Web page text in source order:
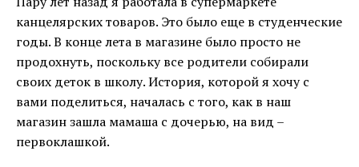
канцелярских товаров. Это было еще в студенческие
годы. В конце лета в магазине было просто не
продохнуть, поскольку все родители собирали
своих деток в школу. История, которой я хочу с
вами поделиться, началась с того, как в наш
магазин зашла мамаша с дочерью, на вид –
первоклашкой.